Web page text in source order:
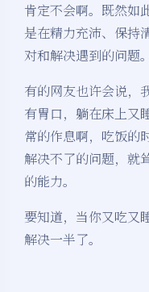
肯定不会啊。既然如
是在精力充沛、保持
对和解决遇到的问题。
有的网友也许会说，
有胃口，躺在床上又
常的作息啊，吃饭的
解决不了的问题，就
的能力。
要知道，当你又吃又
解决一半了。